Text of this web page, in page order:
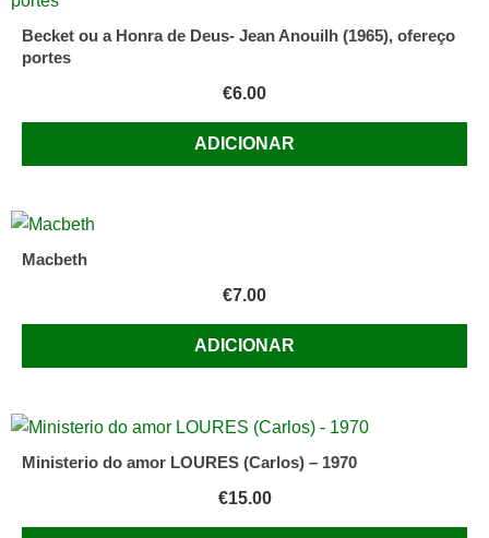
Becket ou a Honra de Deus- Jean Anouilh (1965), ofereço
portes
€6.00
ADICIONAR
Macbeth
€7.00
ADICIONAR
Ministerio do amor LOURES (Carlos) – 1970
€15.00